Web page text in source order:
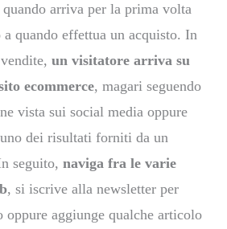
quando arriva per la prima volta
quando effettua un acquisto. In
un visitatore arriva su
ecommerce, magari seguendo
vista sui social media oppure
dei risultati forniti da un
seguito,naviga fra le varie
, si iscrive alla newsletter per
oppure aggiunge qualche articolo